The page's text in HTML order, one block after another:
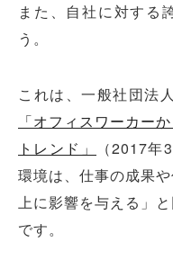
また、自社に対する
う。
これは、一般社団法
「オフィスワーカー
トレンド」
（2017
環境は、仕事の成果
上に影響を与える」
です。